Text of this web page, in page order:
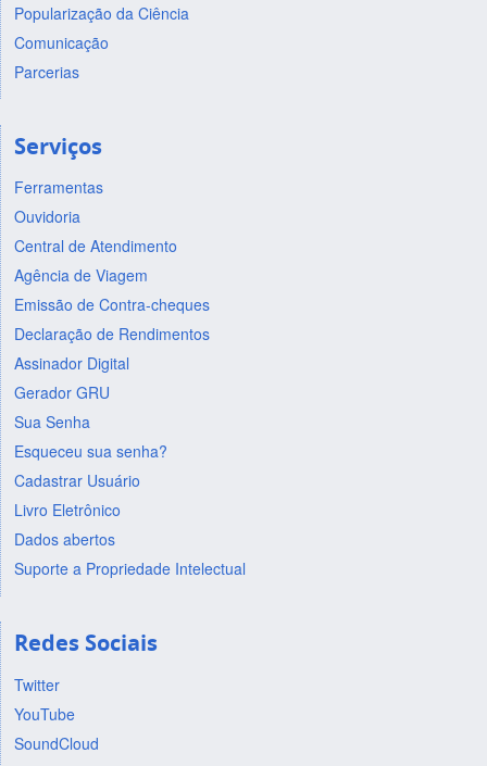
Popularização da Ciência
Comunicação
Parcerias
Serviços
Ferramentas
Ouvidoria
Central de Atendimento
Agência de Viagem
Emissão de Contra-cheques
Declaração de Rendimentos
Assinador Digital
Gerador GRU
Sua Senha
Esqueceu sua senha?
Cadastrar Usuário
Livro Eletrônico
Dados abertos
Suporte a Propriedade Intelectual
Redes Sociais
Twitter
YouTube
SoundCloud